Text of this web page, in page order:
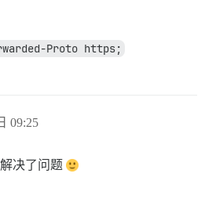
Proto https;
09:25
决了问题